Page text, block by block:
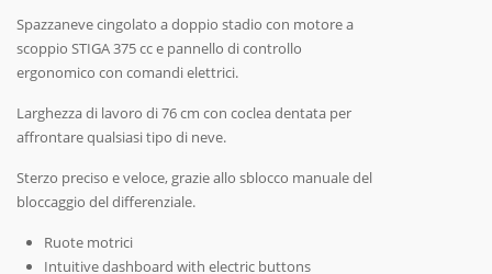
Spazzaneve cingolato a doppio stadio con motore a
scoppio STIGA 375 cc e pannello di controllo
ergonomico con comandi elettrici.
Larghezza di lavoro di 76 cm con coclea dentata per
affrontare qualsiasi tipo di neve.
Sterzo preciso e veloce, grazie allo sblocco manuale del
bloccaggio del differenziale.
Ruote motrici
Intuitive dashboard with electric buttons